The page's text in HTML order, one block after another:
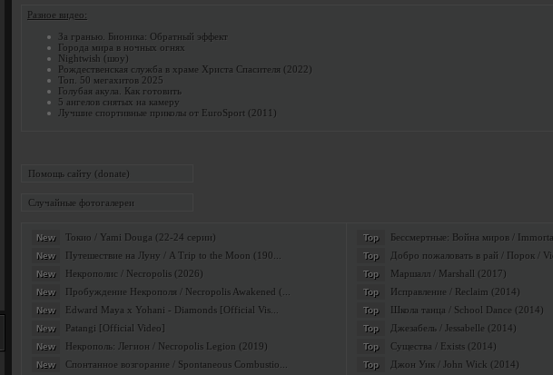
Разное видео:
За гранью. Бионика: Обратный эффект
Города мира в ночных огнях
Nightwish (шоу)
Рождественская служба в храме Христа Спасителя (2022)
Топ. 50 мегахитов 2025
Голубая акула. Как готовить
5 ангелов снятых на камеру
Лучшие спортивные приколы от EuroSport (2011)
Помощь сайту (donate)
Случайные фотогалереи
New Токио / Yami Douga (22-24 серии)
New Путешествие на Луну / A Trip to the Moon (190...
New Некрополис / Necropolis (2026)
New Пробуждение Некрополя / Necropolis Awakened (...
New Edward Maya x Yohani - Diamonds [Official Vis...
New Patangi [Official Video]
New Некрополь: Легион / Necropolis Legion (2019)
New Спонтанное возгорание / Spontaneous Combustio...
Top Бессмертные: Война миров /
Top Добро пожаловать в рай / Порок /
Top Маршалл / Marshall (2017)
Top Исправление / Reclaim (2014)
Top Школа танца / School Dance (2014)
Top Джезабель / Jessabelle (2014)
Top Существа / Exists (2014)
Top Джон Уик / John Wick (2014)